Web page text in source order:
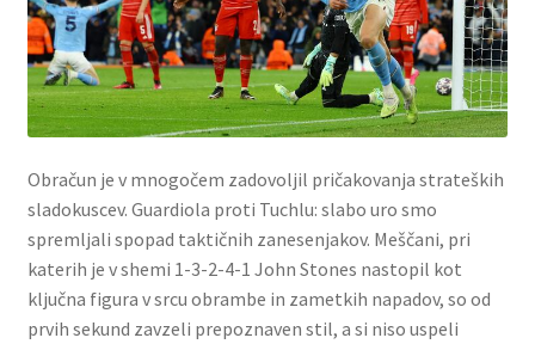
Obračun je v mnogočem zadovoljil pričakovanja strateških
sladokuscev. Guardiola proti Tuchlu: slabo uro smo
spremljali spopad taktičnih zanesenjakov. Meščani, pri
katerih je v shemi 1-3-2-4-1 John Stones nastopil kot
ključna figura v srcu obrambe in zametkih napadov, so od
prvih sekund zavzeli prepoznaven stil, a si niso uspeli